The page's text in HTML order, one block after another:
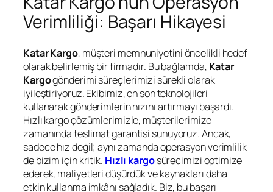
Verimliliği: Başarı Hikayesi
Katar Kargo, müşteri memnuniyetini öncelikli hedef
olarak belirlemiş bir firmadır. Bu bağlamda, Katar
Kargogönderimi süreçlerimizi sürekli olarak
iyileştiriyoruz. Ekibimiz, en son teknolojileri
kullanarak gönderimlerin hızını artırmayı başardı.
Hızlı kargo çözümlerimizle, müşterilerimize
zamanında teslimat garantisi sunuyoruz. Ancak,
sadece hız değil; aynı zamanda operasyon verimlilik
de bizim için kritik. Hızlı kargosürecimizi optimize
ederek, maliyetleri düşürdük ve kaynakları daha
etkin kullanma imkânı sağladık. Biz, bu başarı